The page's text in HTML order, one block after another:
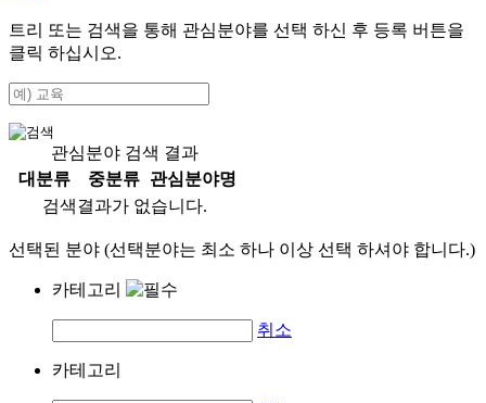
트리 또는 검색을 통해 관심분야를 선택 하신 후 등록 버튼을
클릭 하십시오.
관심분야 검색 결과
대분류
중분류
관심분야명
검색결과가 없습니다.
선택된 분야 (선택분야는 최소 하나 이상 선택 하셔야 합니다.)
카테고리
취소
카테고리